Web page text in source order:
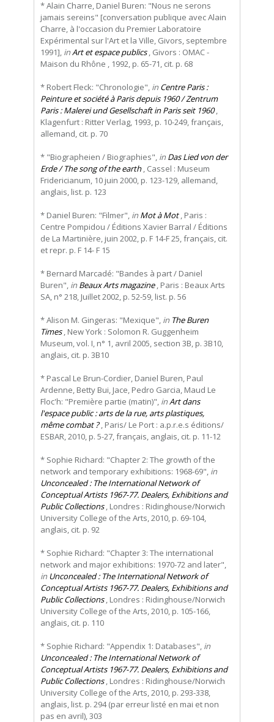
* Alain Charre, Daniel Buren: "Nous ne serons
jamais sereins" [conversation publique avec Alain
Charre, à l'occasion du Premier Laboratoire
Expérimental sur l'Art et la Ville, Givors, septembre
1991], inArt et espace publics, Givors : OMAC -
Maison du Rhône , 1992, p. 65-71, cit. p. 68
* Robert Fleck: "Chronologie", in CentreParis:
PeintureetsociétéàParisdepuis1960/Zentrum
Paris : Malerei und Gesellschaft in Paris seit 1960,
Klagenfurt : Ritter Verlag, 1993, p. 10-249, français,
allemand, cit. p. 70
* "Biographeien / Biographies", in Das Lied von der
Erde / The song of the earth, Cassel : Museum
Fridericianum, 10 juin 2000, p. 123-129, allemand,
anglais, list. p. 123
* Daniel Buren: "Filmer", in Mot à Mot, Paris :
Centre Pompidou / Éditions Xavier Barral / Éditions
de La Martinière, juin 2002, p. F 14-F 25, français, cit.
et repr. p. F 14- F 15
* Bernard Marcadé: "Bandes à part / Daniel
Buren", in Beaux Arts magazine, Paris : Beaux Arts
SA, n° 218, Juillet 2002, p. 52-59, list. p. 56
* Alison M. Gingeras: "Mexique", in The Buren
Times, New York : Solomon R. Guggenheim
Museum, vol. I, n° 1, avril 2005, section 3B, p. 3B10,
anglais, cit. p. 3B10
* Pascal Le Brun-Cordier, Daniel Buren, Paul
Ardenne, Betty Bui, Jace, Pedro Garcia, Maud Le
Floc'h: "Première partie (matin)", inArt dans
l'espace public : arts de la rue, arts plastiques,
même combat ?, Paris/ Le Port : a.p.r.e.s éditions/
ESBAR, 2010, p. 5-27, français, anglais, cit. p. 11-12
* Sophie Richard: "Chapter 2: The growth of the
network and temporary exhibitions: 1968-69", in
Unconcealed : The International Network of
Conceptual Artists 1967-77. Dealers, Exhibitions and
Public Collections, Londres : Ridinghouse/Norwich
University College of the Arts, 2010, p. 69-104,
anglais, cit. p. 92
* Sophie Richard: "Chapter 3: The international
network and major exhibitions: 1970-72 and later",
in Unconcealed : The International Network of
Conceptual Artists 1967-77. Dealers, Exhibitions and
Public Collections, Londres : Ridinghouse/Norwich
University College of the Arts, 2010, p. 105-166,
anglais, cit. p. 110
* Sophie Richard: "Appendix 1: Databases", in
Unconcealed : The International Network of
Conceptual Artists 1967-77. Dealers, Exhibitions and
Public Collections, Londres : Ridinghouse/Norwich
University College of the Arts, 2010, p. 293-338,
anglais, list. p. 294 (par erreur listé en mai et non
pas en avril), 303